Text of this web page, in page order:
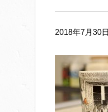
2018年7月30日